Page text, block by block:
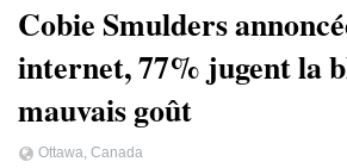
Cobie Smulders
internet, 77% jugent la
mauvais goût
Ottawa, Canada